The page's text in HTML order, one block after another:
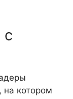
с
на котором